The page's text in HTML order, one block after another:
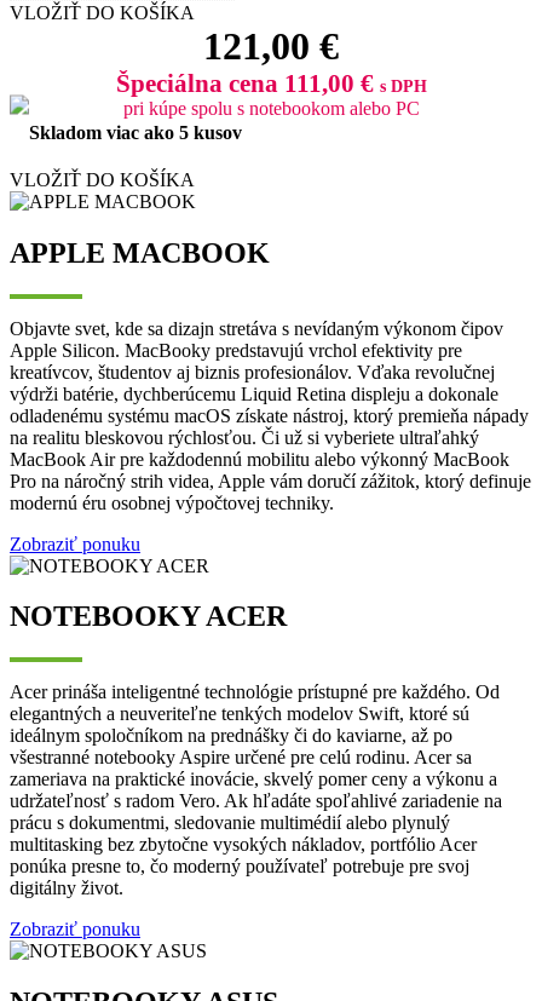
VLOŽIŤ DO KOŠÍKA
121,00 €
Špeciálna cena 111,00 € s DPH
pri kúpe spolu s notebookom alebo PC
Skladom viac ako 5 kusov
VLOŽIŤ DO KOŠÍKA
APPLE MACBOOK
Objavte svet, kde sa dizajn stretáva s nevídaným výkonom čipov
Apple Silicon. MacBooky predstavujú vrchol efektivity pre
kreatívcov, študentov aj biznis profesionálov. Vďaka revolučnej
výdrži batérie, dychberúcemu Liquid Retina displeju a dokonale
odladenému systému macOS získate nástroj, ktorý premieňa nápady
na realitu bleskovou rýchlosťou. Či už si vyberiete ultraľahký
MacBook Air pre každodennú mobilitu alebo výkonný MacBook
Pro na náročný strih videa, Apple vám doručí zážitok, ktorý definuje
modernú éru osobnej výpočtovej techniky.
Zobraziť ponuku
NOTEBOOKY ACER
Acer prináša inteligentné technológie prístupné pre každého. Od
elegantných a neuveriteľne tenkých modelov Swift, ktoré sú
ideálnym spoločníkom na prednášky či do kaviarne, až po
všestranné notebooky Aspire určené pre celú rodinu. Acer sa
zameriava na praktické inovácie, skvelý pomer ceny a výkonu a
udržateľnosť s radom Vero. Ak hľadáte spoľahlivé zariadenie na
prácu s dokumentmi, sledovanie multimédií alebo plynulý
multitasking bez zbytočne vysokých nákladov, portfólio Acer
ponúka presne to, čo moderný používateľ potrebuje pre svoj
digitálny život.
Zobraziť ponuku